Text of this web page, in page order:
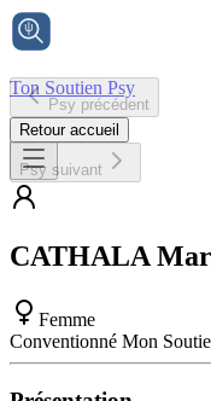
Ton Soutien Psy
Accueil
Psy précédent
Retour accueil
Psy suivant
CATHALA
Femme
Conventionné Mon